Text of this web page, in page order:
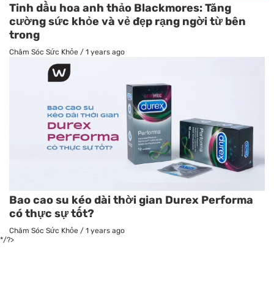
Tinh dầu hoa anh thảo Blackmores: Tăng
cường sức khỏe và vẻ đẹp rạng ngời từ bên
trong
Chăm Sóc Sức Khỏe / 1 years ago
Bao cao su kéo dài thời gian Durex Performa
có thực sự tốt?
Chăm Sóc Sức Khỏe / 1 years ago
*/?>